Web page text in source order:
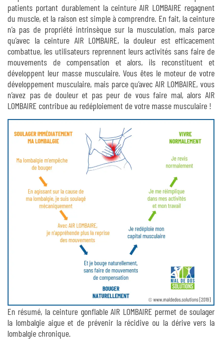
patients portant durablement la ceinture AIR LOMBAIRE regagnent
du muscle, et la raison est simple à comprendre. En fait, la ceinture
n’a pas de propriété intrinsèque sur la musculation, mais parce
qu’avec la ceinture AIR LOMBAIRE, la douleur est efficacement
combattue, les utilisateurs reprennent leurs activités sans faire de
mouvements de compensation et alors, ils reconstituent et
développent leur masse musculaire. Vous êtes le moteur de votre
développement musculaire, mais parce qu’avec AIR LOMBAIRE, vous
n’avez pas de douleur et pas peur de vous faire mal, alors AIR
LOMBAIRE contribue au redéploiement de votre masse musculaire !
En résumé, la ceinture gonflable AIR LOMBAIRE permet de soulager
la lombalgie aigue et de prévenir la récidive ou la dérive vers la
lombalgie chronique.